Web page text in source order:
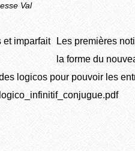
Val
Les premières
la forme du
logicos pour pouvoir les